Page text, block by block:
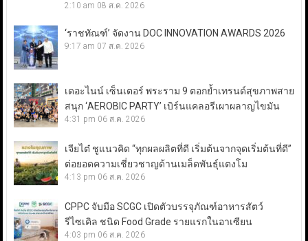
2:10 am 08 ส.ค. 2026
‘ราชทัณฑ์’ จัดงาน DOC INNOVATION AWARDS 2026
9:17 am 07 ส.ค. 2026
เดอะไนน์ เซ็นเตอร์ พระราม 9 ตอกย้ำเทรนด์สุขภาพสาย
สนุก ‘AEROBIC PARTY’ เบิร์นแคลอรีเผาผลาญไขมัน
4:31 pm 06 ส.ค. 2026
เจียไต๋ ชูแนวคิด “ทุกผลผลิตที่ดี เริ่มต้นจากจุดเริ่มต้นที่ดี”
ต่อยอดความเชี่ยวชาญด้านเมล็ดพันธุ์แตงโม
4:13 pm 06 ส.ค. 2026
CPPC จับมือ SCGC เปิดตัวบรรจุภัณฑ์อาหารสัตว์
รีไซเคิล ชนิด Food Grade รายแรกในอาเซียน
4:03 pm 06 ส.ค. 2026